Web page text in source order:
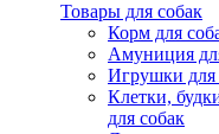
Товары для собак
Корм для
Амуниция
Игрушки для
Клетки,
для собак